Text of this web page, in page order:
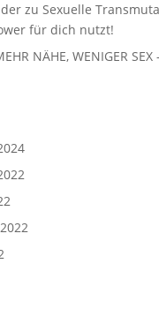
zu Sexuelle
für dich nutzt!
NÄHE, WENIGER